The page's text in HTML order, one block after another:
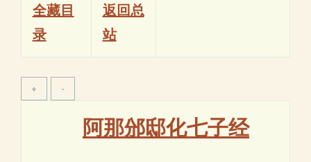
全藏目
录
返回总
站
阿那邠邸化七子经